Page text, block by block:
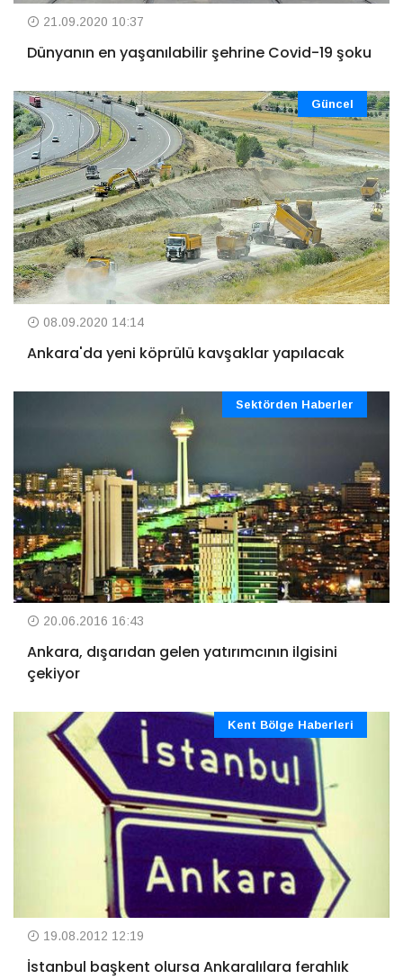
21.09.2020 10:37
Dünyanın en yaşanılabilir şehrine Covid-19 şoku
Güncel
08.09.2020 14:14
Ankara'da yeni köprülü kavşaklar yapılacak
Sektörden Haberler
20.06.2016 16:43
Ankara, dışarıdan gelen yatırımcının ilgisini
çekiyor
Kent Bölge Haberleri
19.08.2012 12:19
İstanbul başkent olursa Ankaralılara ferahlık